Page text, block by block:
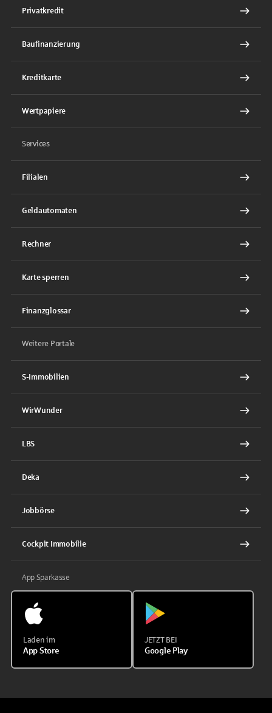
Privatkredit
Baufinanzierung
Kreditkarte
Wertpapiere
Services
Filialen
Geldautomaten
Rechner
Karte sperren
Finanzglossar
Weitere Portale
S-Immobilien
WirWunder
LBS
Deka
Jobbörse
Cockpit Immobilie
App Sparkasse
Laden im
App Store
JETZT BEI
Google Play